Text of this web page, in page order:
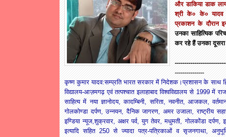
और डाकिया डाक
श्री के० के० यादव
प्रकाशन के दौरान
उनका साहित्यिक
कर रहे हैं उनका दूसरा
---------------
कृष्ण कुमार यादव:सम्प्रति भारत सरकार में निदेशक।प्रशासन के साथ
विद्यालय-आज़मगढ़ एवं तत्पश्चात इलाहाबाद विश्वविद्यालय से 1999 में
साहित्य में नया ज्ञानोदय, कादम्बिनी, सरिता, नवनीत, आजकल,
गोलकोण्डा दर्पण, उन्नयन, दैनिक जागरण, अमर उजाला, राष्ट्रीय
इण्डिया न्यूज,शुक्रवार, अक्षर पर्व, युग तेवर, मधुमती, गोलकोंडा
इत्यादि सहित 250 से ज्यादा पत्र-पत्रिकाओं व सृजनगाथा,